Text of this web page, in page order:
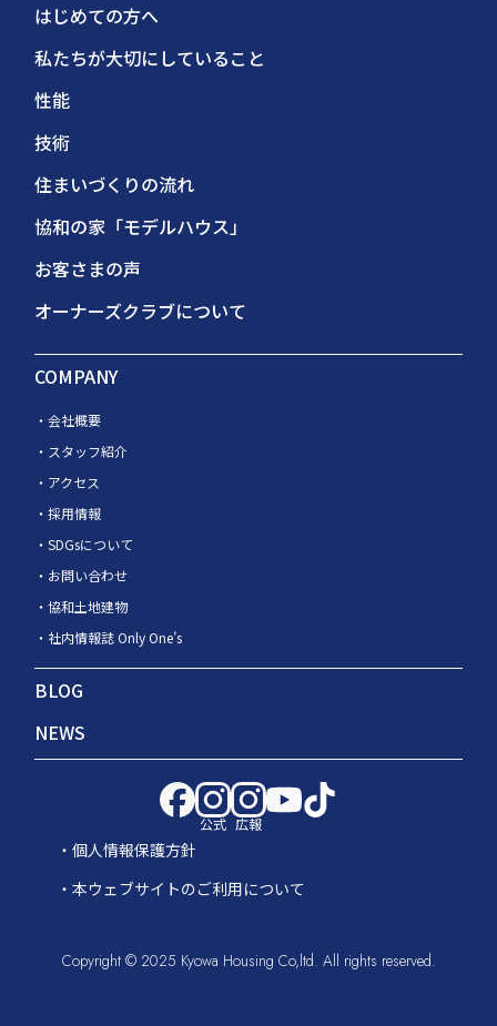
はじめての方へ
私たちが大切にしていること
性能
技術
住まいづくりの流れ
協和の家「モデルハウス」
お客さまの声
オーナーズクラブについて
COMPANY
会社概要
スタッフ紹介
アクセス
採用情報
SDGsについて
お問い合わせ
協和土地建物
社内情報誌 Only One’s
BLOG
NEWS
公式 広報
個人情報保護方針
本ウェブサイトのご利用について
Copyright © 2025 Kyowa Housing Co,ltd. All rights reserved.